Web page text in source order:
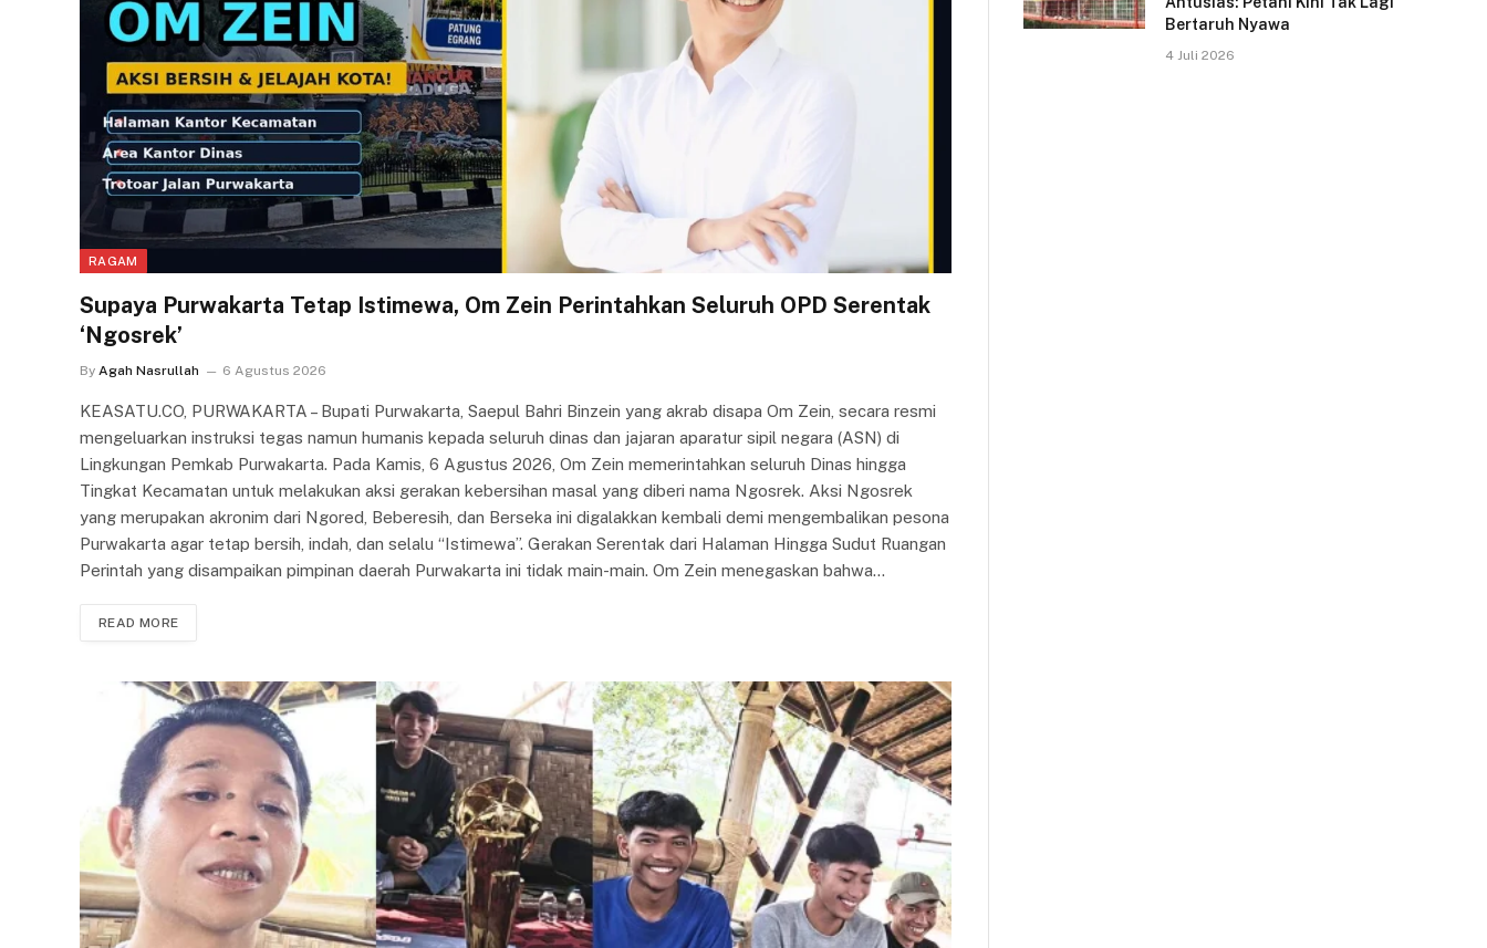
RAGAM
Supaya Purwakarta Tetap Istimewa, Om Zein Perintahkan Seluruh OPD Serentak
‘Ngosrek’
By Agah Nasrullah 6 Agustus 2026
KEASATU.CO, PURWAKARTA – Bupati Purwakarta, Saepul Bahri Binzein yang akrab disapa Om Zein, secara resmi
mengeluarkan instruksi tegas namun humanis kepada seluruh dinas dan jajaran aparatur sipil negara (ASN) di
Lingkungan Pemkab Purwakarta. Pada Kamis, 6 Agustus 2026, Om Zein memerintahkan seluruh Dinas hingga
Tingkat Kecamatan untuk melakukan aksi gerakan kebersihan masal yang diberi nama Ngosrek. Aksi Ngosrek
yang merupakan akronim dari Ngored, Beberesih, dan Berseka ini digalakkan kembali demi mengembalikan pesona
Purwakarta agar tetap bersih, indah, dan selalu “Istimewa”. Gerakan Serentak dari Halaman Hingga Sudut Ruangan
Perintah yang disampaikan pimpinan daerah Purwakarta ini tidak main-main. Om Zein menegaskan bahwa…
READ MORE
Bertaruh Nyawa
4 Juli 2026